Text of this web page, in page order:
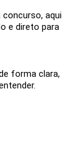
aqui
e direto para
forma clara,